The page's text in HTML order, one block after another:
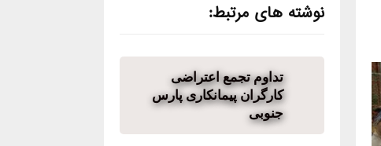
نوشته های مرتبط:
تداوم تجمع اعتراضی
کارگران پیمانکاری پارس
جنوبی